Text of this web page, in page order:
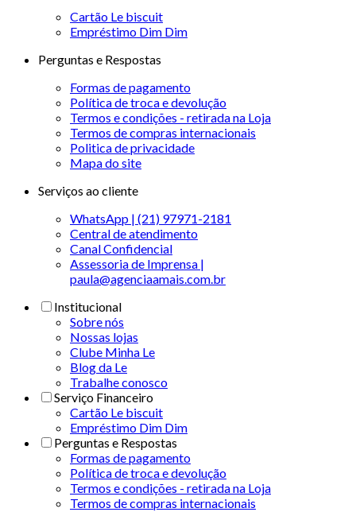
Cartão Le biscuit
Empréstimo Dim Dim
Perguntas e Respostas
Formas de pagamento
Política de troca e devolução
Termos e condições - retirada na Loja
Termos de compras internacionais
Politica de privacidade
Mapa do site
Serviços ao cliente
WhatsApp | (21) 97971-2181
Central de atendimento
Canal Confidencial
Assessoria de Imprensa |
paula@agenciaamais.com.br
Institucional
Sobre nós
Nossas lojas
Clube Minha Le
Blog da Le
Trabalhe conosco
Serviço Financeiro
Cartão Le biscuit
Empréstimo Dim Dim
Perguntas e Respostas
Formas de pagamento
Política de troca e devolução
Termos e condições - retirada na Loja
Termos de compras internacionais